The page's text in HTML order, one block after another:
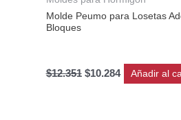
Molde Peumo para Losetas
Bloques
$12.351 $10.284 Añadir al